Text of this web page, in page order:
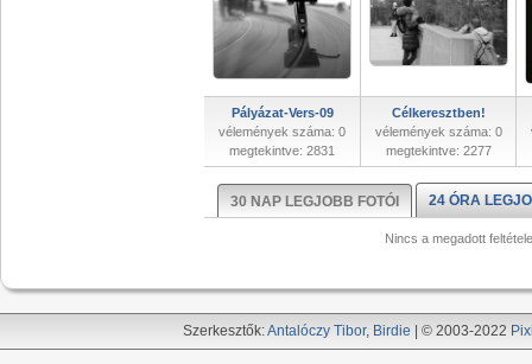
Pályázat-Vers-09
vélemények száma: 0
megtekintve: 2831
Célkeresztben!
vélemények száma: 0
megtekintve: 2277
30 NAP LEGJOBB FOTÓI 24 ÓRA
Nincs a megadott
Szerkesztők:Antalóczy Tibor, Birdie | © 2003-2022